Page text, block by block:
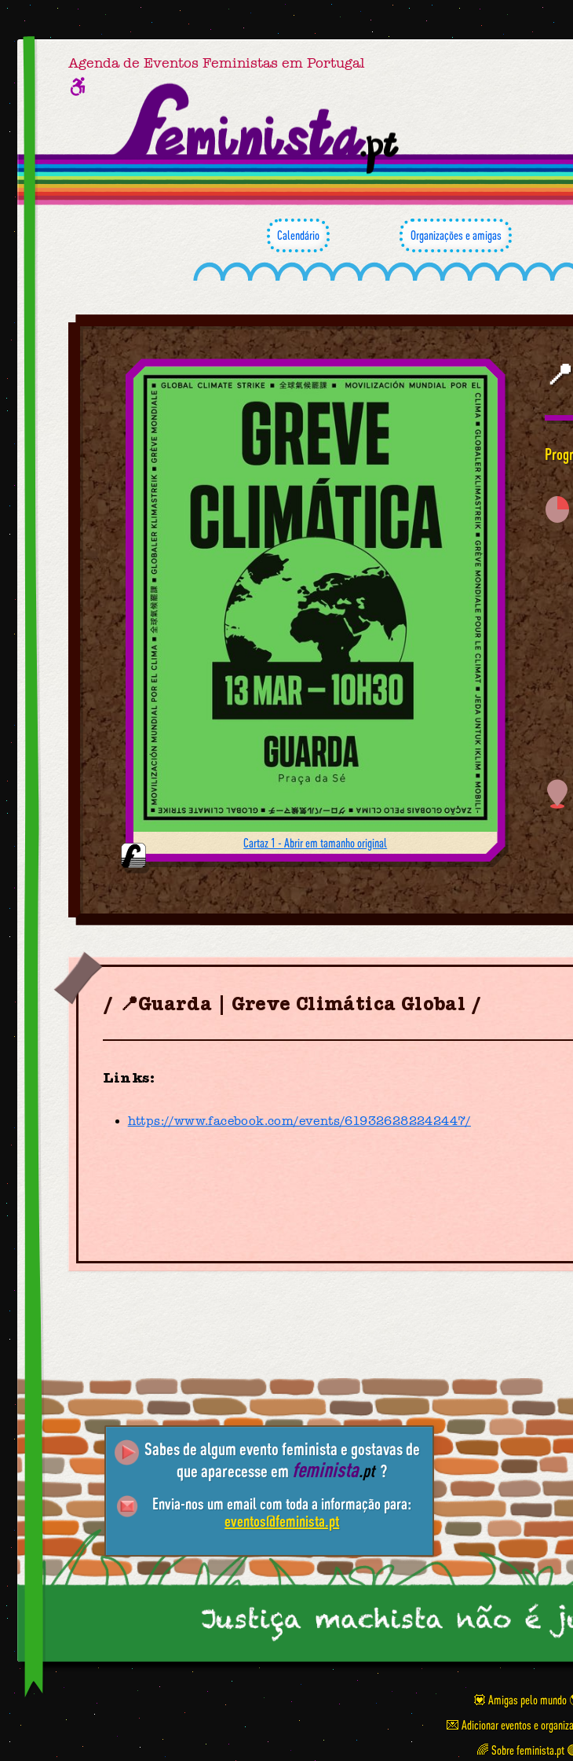
Agenda de Eventos Feministas em Portugal
Calendário Organizações e amigas
Cartaz 1 - Abrir em tamanho original
📍Guarda | Greve Climática Global
Links:
https://www.facebook.com/events/619326282242447/
Sabes de algum evento feminista e gostavas de
que aparecesse em feminista.pt ?
Envia-nos um email com toda a informação para:
eventos@feminista.pt
💟 Amigas pelo mundo
💌 Adicionar eventos e
🌈 Sobre feminista.pt